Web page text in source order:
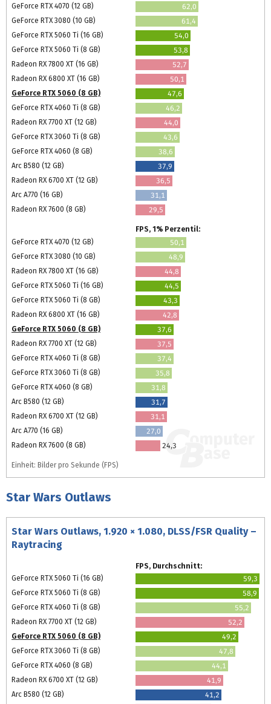
GeForce RTX 4070 (12 GB)
62,0
GeForce RTX 3080 (10 GB)
61,4
GeForce RTX 5060 Ti (16 GB)
54,0
GeForce RTX 5060 Ti (8 GB)
53,8
Radeon RX 7800 XT (16 GB)
52,7
Radeon RX 6800 XT (16 GB)
50,1
GeForce RTX 5060 (8 GB)
47,6
GeForce RTX 4060 Ti (8 GB)
46,2
Radeon RX 7700 XT (12 GB)
44,0
GeForce RTX 3060 Ti (8 GB)
43,6
GeForce RTX 4060 (8 GB)
38,6
Arc B580 (12 GB)
37,9
Radeon RX 6700 XT (12 GB)
36,5
Arc A770 (16 GB)
31,1
Radeon RX 7600 (8 GB)
29,5
FPS, 1% Perzentil:
GeForce RTX 4070 (12 GB)
50,1
GeForce RTX 3080 (10 GB)
48,9
Radeon RX 7800 XT (16 GB)
44,8
GeForce RTX 5060 Ti (16 GB)
44,5
GeForce RTX 5060 Ti (8 GB)
43,3
Radeon RX 6800 XT (16 GB)
42,8
GeForce RTX 5060 (8 GB)
37,6
Radeon RX 7700 XT (12 GB)
37,5
GeForce RTX 4060 Ti (8 GB)
37,4
GeForce RTX 3060 Ti (8 GB)
35,8
GeForce RTX 4060 (8 GB)
31,8
Arc B580 (12 GB)
31,7
Radeon RX 6700 XT (12 GB)
31,1
Arc A770 (16 GB)
27,0
Radeon RX 7600 (8 GB)
24,3
Einheit: Bilder pro Sekunde (FPS)
Star Wars Outlaws
Star Wars Outlaws, 1.920 × 1.080, DLSS/FSR Quality –
Raytracing
FPS, Durchschnitt:
GeForce RTX 5060 Ti (16 GB)
59,3
GeForce RTX 5060 Ti (8 GB)
58,9
GeForce RTX 4060 Ti (8 GB)
55,2
Radeon RX 7700 XT (12 GB)
52,2
GeForce RTX 5060 (8 GB)
49,2
GeForce RTX 3060 Ti (8 GB)
47,8
GeForce RTX 4060 (8 GB)
44,1
Radeon RX 6700 XT (12 GB)
41,9
Arc B580 (12 GB)
41,2